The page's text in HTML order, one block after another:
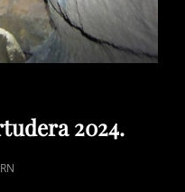
2024.